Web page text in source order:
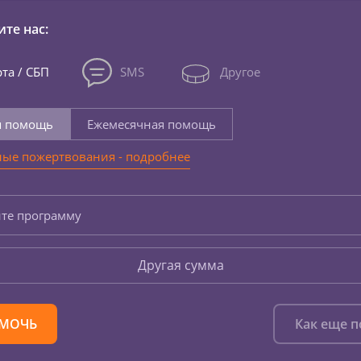
нас:
/ СБП SMS Другое
помощь
Ежемесячная помощь
пожертвования - подробнее
программу
Другая сумма
Как еще